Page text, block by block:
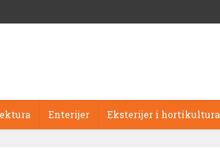
Enterijer Eksterijer i hortikultura